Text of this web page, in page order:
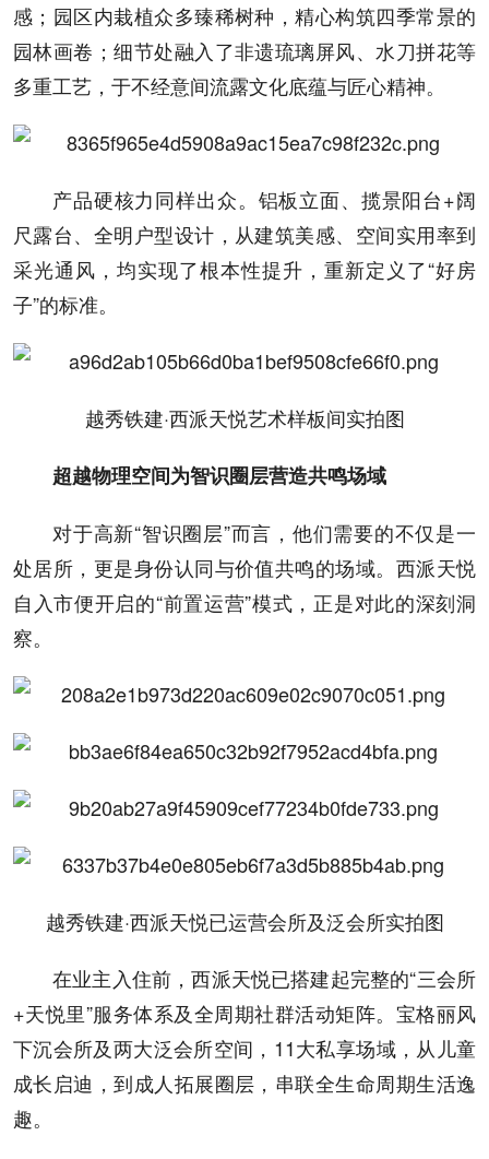
感；园区内栽植众多臻稀树种，精心构筑四季常景的
园林画卷；细节处融入了非遗琉璃屏风、水刀拼花等
多重工艺，于不经意间流露文化底蕴与匠心精神。
产品硬核力同样出众。铝板立面、揽景阳台+阔
尺露台、全明户型设计，从建筑美感、空间实用率到
采光通风，均实现了根本性提升，重新定义了“好房
子”的标准。
越秀铁建·西派天悦艺术样板间实拍图
超越物理空间为智识圈层营造共鸣场域
对于高新“智识圈层”而言，他们需要的不仅是一
处居所，更是身份认同与价值共鸣的场域。西派天悦
自入市便开启的“前置运营”模式，正是对此的深刻洞
察。
越秀铁建·西派天悦已运营会所及泛会所实拍图
在业主入住前，西派天悦已搭建起完整的“三会所
+天悦里”服务体系及全周期社群活动矩阵。宝格丽风
下沉会所及两大泛会所空间，11大私享场域，从儿童
成长启迪，到成人拓展圈层，串联全生命周期生活逸
趣。